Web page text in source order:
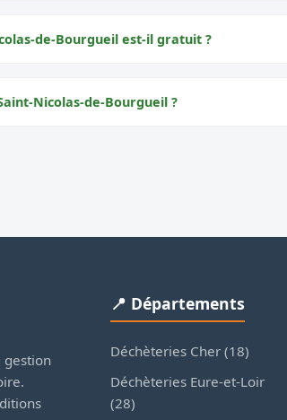
de-Bourgueil est-il gratuit ?
Nicolas-de-Bourgueil ?
📍 Départements
Déchèteries Cher (18)
Déchèteries Eure-et-Loir
(28)